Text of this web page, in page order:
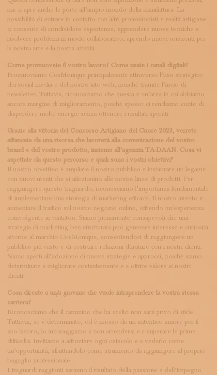
ma ci apre anche le porte all’ampio mondo della manifattura. La
possibilità di entrare in contatto con altri professionisti e realtà artigiane
ci consente di condividere esperienze, apprendere nuove tecniche e
risolvere problemi in modo collaborativo, aprendo nuovi orizzonti per
la nostra arte e la nostra attività.
Come promuovete il vostro lavoro? Come usate i canali digitali?
Promuoviamo CosMonique principalmente attraverso l’uso strategico
dei social media e del nostro sito web, nonché tramite l’invio di
newsletter. Tuttavia, riconosciamo che questa è un’area in cui abbiamo
ancora margine di miglioramento, poiché spesso ci rendiamo conto di
disperdere molte energie senza ottenere i risultati sperati.
Grazie alla vittoria del Concorso Artigiano del Cuore 2023, verrete
affiancate da una risorsa che lavorerà alla comunicazione del vostro
brand e del vostro prodotto, insieme all’agenzia TA-DAAN. Cosa vi
aspettate da questo percorso e quali sono i vostri obiettivi?
Il nostro obiettivo è ampliare il nostro pubblico e instaurare un legame
con nuovi utenti che si affezionino alle nostre linee di prodotti. Per
raggiungere questo traguardo, riconosciamo l’importanza fondamentale
di implementare una strategia di marketing efficace. Il nostro intento è
aumentare il traffico sul nostro negozio online, offrendo un’esperienza
coinvolgente ai visitatori. Siamo pienamente consapevoli che una
strategia di marketing ben strutturata può generare interesse e curiosità
attorno al marchio CosMonique, consentendoci di raggiungere un
pubblico più vasto e di costruire relazioni durature con i nostri clienti.
Siamo aperti all’adozione di nuove strategie e approcci, poiché siamo
determinate a migliorare costantemente e a offrire valore ai nostri
clienti.
Cosa direste a un/a giovane che vuole intraprendere la vostra stessa
carriera?
Riconosciamo che il cammino che ha scelto non sarà privo di sfide.
Tuttavia, se è determinato, ed è mosso da un autentico amore per il
suo lavoro, lo incoraggiamo a non arrendersi e a superare le prime
difficoltà. Invitiamo a affrontare ogni ostacolo e a vederlo come
un’opportunità, sfruttandolo come strumento da aggiungere al proprio
bagaglio professionale.
I traguardi raggiunti saranno il risultato della passione e dell’impegno